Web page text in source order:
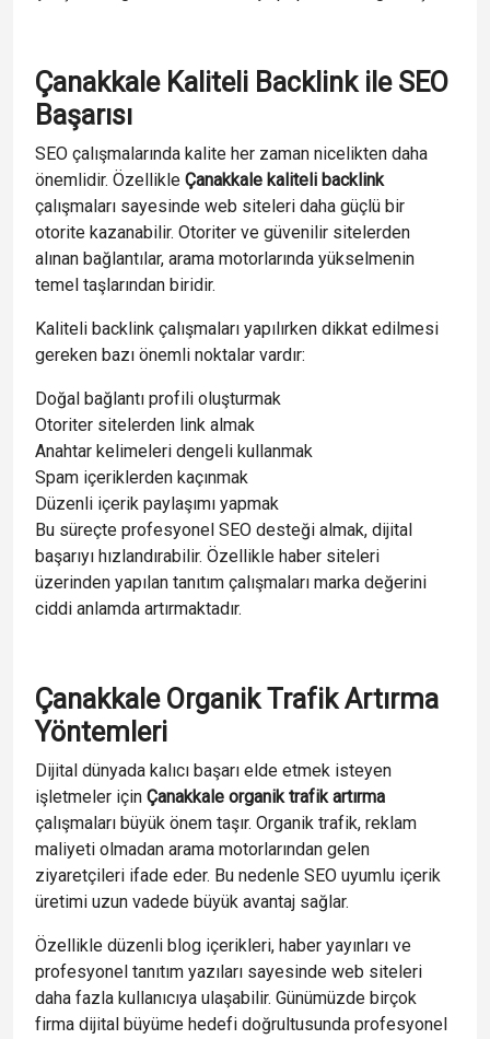
Çanakkale Kaliteli Backlink ile SEO
Başarısı
SEO çalışmalarında kalite her zaman nicelikten daha
önemlidir. Özellikle Çanakkale kaliteli backlink
çalışmaları sayesinde web siteleri daha güçlü bir
otorite kazanabilir. Otoriter ve güvenilir sitelerden
alınan bağlantılar, arama motorlarında yükselmenin
temel taşlarından biridir.
Kaliteli backlink çalışmaları yapılırken dikkat edilmesi
gereken bazı önemli noktalar vardır:
Doğal bağlantı profili oluşturmak
Otoriter sitelerden link almak
Anahtar kelimeleri dengeli kullanmak
Spam içeriklerden kaçınmak
Düzenli içerik paylaşımı yapmak
Bu süreçte profesyonel SEO desteği almak, dijital
başarıyı hızlandırabilir. Özellikle haber siteleri
üzerinden yapılan tanıtım çalışmaları marka değerini
ciddi anlamda artırmaktadır.
Çanakkale Organik Trafik Artırma
Yöntemleri
Dijital dünyada kalıcı başarı elde etmek isteyen
işletmeler için Çanakkale organik trafik artırma
çalışmaları büyük önem taşır. Organik trafik, reklam
maliyeti olmadan arama motorlarından gelen
ziyaretçileri ifade eder. Bu nedenle SEO uyumlu içerik
üretimi uzun vadede büyük avantaj sağlar.
Özellikle düzenli blog içerikleri, haber yayınları ve
profesyonel tanıtım yazıları sayesinde web siteleri
daha fazla kullanıcıya ulaşabilir. Günümüzde birçok
firma dijital büyüme hedefi doğrultusunda profesyonel